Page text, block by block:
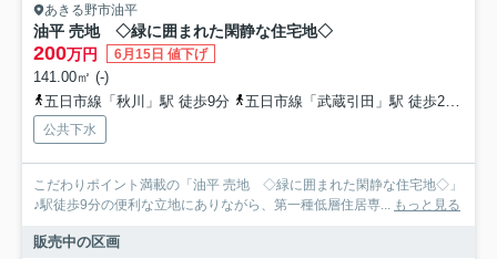
あきる野市油平
油平 売地 ◇緑に囲まれた閑静な住宅地◇
200万円 6月15日 値下げ
141.00㎡ (-)
五日市線「秋川」駅 徒歩9分
五日市線「武蔵引田」駅 徒歩24分
公共下水
こだわりポイント満載の「油平 売地 ◇緑に囲まれた閑静な住宅地◇」
♪駅徒歩9分の便利な立地にありながら、第一種低層住居専... もっと見る
販売中の区画